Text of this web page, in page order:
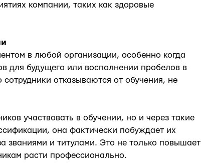
компании, таких как здоровые
в любой организации, особенно когда
для будущего или восполнении пробелов в
отказываются от обучения, не
участвовать в обучении, но и через такие
она фактически побуждает их
званиями и титулами. Это не только повышает
расти профессионально.